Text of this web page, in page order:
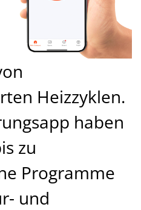
Heizzyklen.
haben
zu
Programme
und